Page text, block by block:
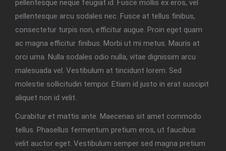
pellentesque neque feugiat id. Fusce mollis ex eros, vel
pellentesque arcu sodales nec. Fusce at tellus finibus,
consectetur turpis non, efficitur augue. Proin eget quam
ac magna efficitur finibus. Morbi ut mi metus. Mauris at
orci urna. Nulla sodales odio nulla, vitae dignissim arcu
malesuada vel. Vestibulum at tincidunt lorem. Sed
molestie sollicitudin tempor. Etiam id justo in erat suscipit
aliquet non id velit.
Curabitur et mattis ante. Maecenas sit amet commodo
tellus. Phasellus fermentum pretium eros, ut faucibus
velit auctor eget. Vestibulum semper sed magna pretium